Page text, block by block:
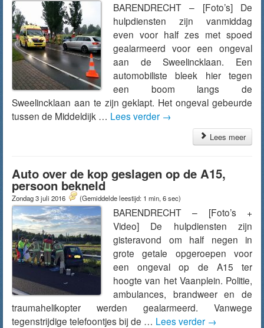
BARENDRECHT – [Foto’s] De
hulpdiensten zijn vanmiddag
even voor half zes met spoed
gealarmeerd voor een ongeval
aan de Sweelincklaan. Een
automobiliste bleek hier tegen
een boom langs de
Sweelincklaan aan te zijn geklapt. Het ongeval gebeurde
tussen de Middeldijk … Lees verder →
Lees meer
Auto over de kop geslagen op de A15,
persoon bekneld
Zondag 3 juli 2016 (Gemiddelde leestijd: 1 min, 6 sec)
BARENDRECHT – [Foto’s +
Video] De hulpdiensten zijn
gisteravond om half negen in
grote getale opgeroepen voor
een ongeval op de A15 ter
hoogte van het Vaanplein. Politie,
ambulances, brandweer en de
traumahelikopter werden gealarmeerd. Vanwege
tegenstrijdige telefoontjes bij de … Lees verder →